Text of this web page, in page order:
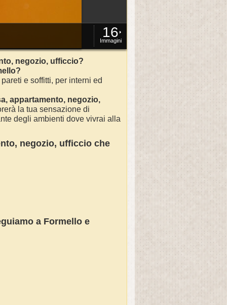
16
Immagini
negozio, ufficcio?
?
e soffitti, per interni ed
, appartamento, negozio,
la tua sensazione di
degli ambienti dove vivrai alla
negozio, ufficcio che
a Formello e